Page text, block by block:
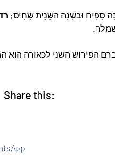
סָפִיחַ וּבַשָּׁנָה הַשֵּׁנִית שָׁחִיס;
.
ברם הפירוש השני לכאורה הוא
Share this: